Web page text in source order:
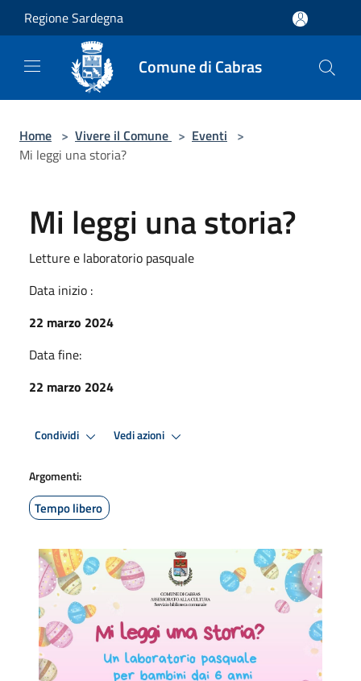
Salta al contenuto principale
Regione Sardegna
Comune di Cabras
Home > Vivere il Comune > Eventi >
Mi leggi una storia?
Mi leggi una storia?
Letture e laboratorio pasquale
Data inizio :
22 marzo 2024
Data fine:
22 marzo 2024
Condividi Vedi azioni
Argomenti:
Tempo libero